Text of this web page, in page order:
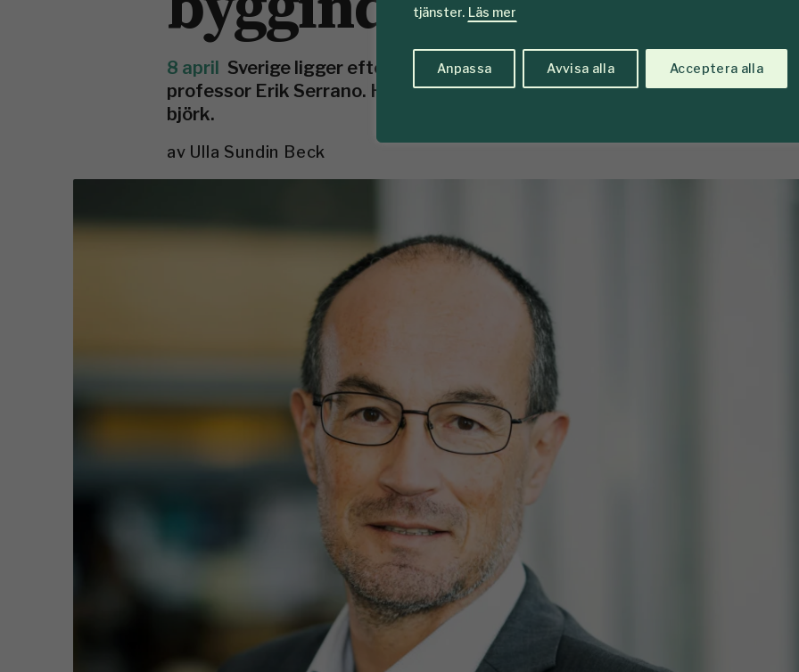
tjänster. Läs mer
Anpassa Avvisa alla Acceptera alla
8 april Sverige ligger efter när det gäller högförädlade byggkomponenter,
professor Erik Serrano. Han tror på mer specialisering och även fler
björk.
av Ulla Sundin Beck